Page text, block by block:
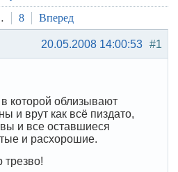
8 Вперед
#1
20.05.2008 14:00:53
которой облизывают
и врут как всё пиздато,
и все оставшиеся
и расхорошие.
трезво!